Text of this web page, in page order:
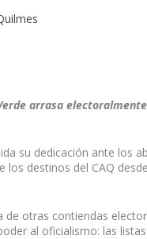
arrasa
su dedicación ante los
los destinos del CAQ
de otras contiendas
al oficialismo: las